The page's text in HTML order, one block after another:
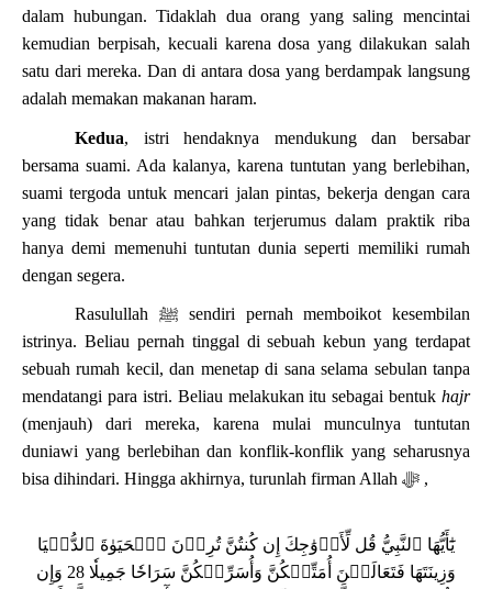
dalam hubungan. Tidaklah dua orang yang saling mencintai
kemudian berpisah, kecuali karena dosa yang dilakukan salah
satu dari mereka. Dan di antara dosa yang berdampak langsung
adalah memakan makanan haram.
Kedua, istri hendaknya mendukung dan bersabar
bersama suami. Ada kalanya, karena tuntutan yang berlebihan,
suami tergoda untuk mencari jalan pintas, bekerja dengan cara
yang tidak benar atau bahkan terjerumus dalam praktik riba
hanya demi memenuhi tuntutan dunia seperti memiliki rumah
dengan segera.
Rasulullah ﷺ sendiri pernah memboikot kesembilan
istrinya. Beliau pernah tinggal di sebuah kebun yang terdapat
sebuah rumah kecil, dan menetap di sana selama sebulan tanpa
mendatangi para istri. Beliau melakukan itu sebagai bentuk hajr
(menjauh) dari mereka, karena mulai munculnya tuntutan
duniawi yang berlebihan dan konflik-konflik yang seharusnya
bisa dihindari. Hingga akhirnya, turunlah firman Allah ﷻ ,
يَٰٓأَيُّهَا ٱلنَّبِيُّ قُل لِّأَزۡوَٰجِكَ إِن كُنتُنَّ تُرِدۡنَ ٱلۡحَيَوٰةَ ٱلدُّنۡيَا
وَزِينَتَهَا فَتَعَالَيۡنَ أُمَتِّعۡكُنَّ وَأُسَرِّحۡكُنَّ سَرَاحٗا جَمِيلٗا 28 وَإِن